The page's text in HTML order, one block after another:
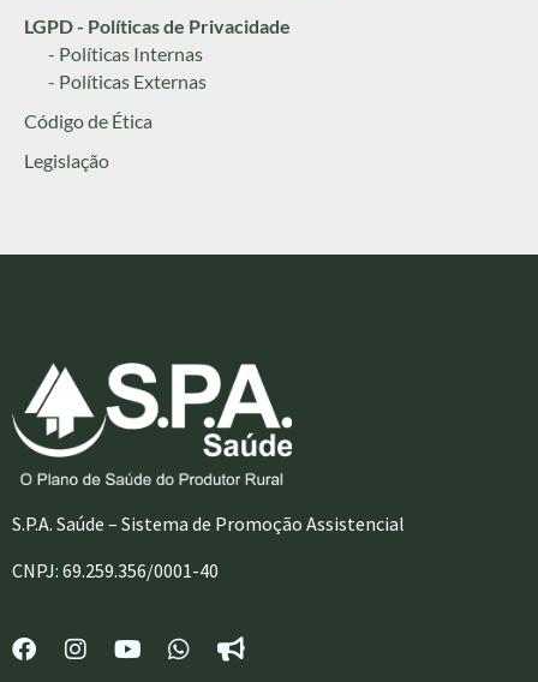
LGPD - Políticas de Privacidade
- Políticas Internas
- Políticas Externas
Código de Ética
Legislação
S.P.A. Saúde – Sistema de Promoção Assistencial
CNPJ: 69.259.356/0001-40